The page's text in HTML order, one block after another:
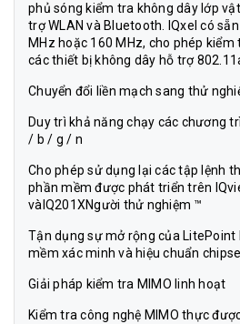
phủ sóng kiểm tra không dây lớp
trợ WLAN và Bluetooth. IQxel có
MHz hoặc 160 MHz, cho phép
các thiết bị không dây hỗ trợ
Chuyển đổi liền mạch sang thử
Duy trì khả năng chạy các chương
/ b / g / n
Cho phép sử dụng lại các tập lệnh
phần mềm được phát triển trên
vàIQ201XNgười thử nghiệm ™
Tận dụng sự mở rộng của LitePoint
mềm xác minh và hiệu chuẩn
Giải pháp kiểm tra MIMO linh hoạt
Kiểm tra công nghệ MIMO thực